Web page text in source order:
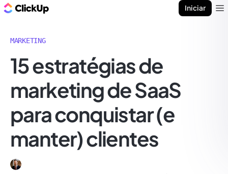
Iniciar
MARKETING
15 estratégias de
marketing de SaaS
para conquistar (e
manter) clientes